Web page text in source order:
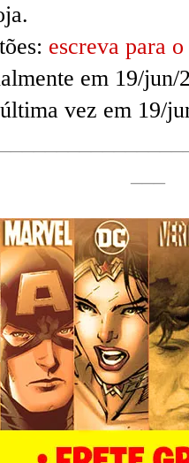
escreva para
em 19/jun/
vez em 19/